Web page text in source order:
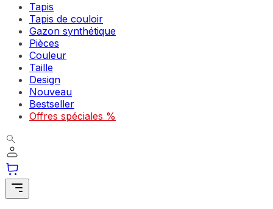
Tapis
Tapis de couloir
Gazon synthétique
Pièces
Couleur
Taille
Design
Nouveau
Bestseller
Offres spéciales %
Les cookies indispensables sont cruciaux pour les
Les cookies liés aux préférences permettent au site de
comme votre langue préférée ou la région dans laquelle